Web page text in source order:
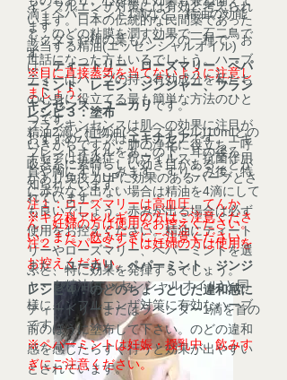
インフルエンザ対策には有効と考えられ
ます。
該当する精油(エッセンシャルオイル)
は、ティートリー、ローズマリー、ペパ
ーミント、レモン、ジンジャー、フラン
キンセンス、ユーカリです。
フランキンセンスは肌への効果に注目が
いきがちですが、肺の浄化に役立ち、呼
吸器系に素晴らしい効き目があることが
知られています。
注１：ローズマリーは高血圧、てんか
ん、妊婦の方は使用をお控えください。
注２：ペパーミントは妊婦の方は使用を
お控えください。
滴＋ペパーミント1滴など。精油の効能
と、のどの粘膜を潤す効果で一石二鳥で
す。
※目に直接蒸気を当てないように注意し
ましょう。
レシピ３：塗布
精油2滴と植物油(ベースオイル)10mlとの
ブレンドオイルをあごの下、耳の後ろ、
首や胸にすりこみます。すりこみ後、特
に赤みなど出ない場合は精油を4滴にして
も良いでしょう。赤みが出る場合は必ず
使用をお控えください。精油にティート
リーやローズマリー、ペパーミントを選
ぶと、特に効果を発揮するでしょう。
レシピ４：のどのちょっとした違和感に
ティートリーまたはラベンダー1滴を首の
前のほうに塗布して下さい。のどの違和
感を感じたらすぐ行うと効果が出やすい
とされています。
います。日本の伝統的な民間薬であった
ドクダミや柿の葉もハーブの一種で、お
世話になった方もいるでしょう。ハーブ
ティーはハーブの持つ有効成分を私たち
の心身に役立てる最も簡単な方法のひと
つです。
おすすめハーブはエキナセアです。エキ
ナセアは抗炎症、抗ウイルス、抗菌作用
があり免疫力UPに効果のあるハーブとさ
れています。
※キク科アレルギーの方はご注意くださ
い。また、飲みすぎにご注意ください。
また、ユーカリ、ペパーミント、ジンジ
ャーも精油(エッセンシャルオイル)と同
様にインフルエンザ対策に有効なハーブ
です。
※ペパーミントは妊娠・授乳中、飲みす
ぎにご注意ください。